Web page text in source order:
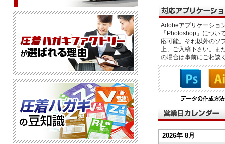
Adobeアプリケーショ
「Photoshop」につい
応可能。それ以外のソ
上、ご入稿下さい。ま
の場合は事前にご相談
2026年 8月